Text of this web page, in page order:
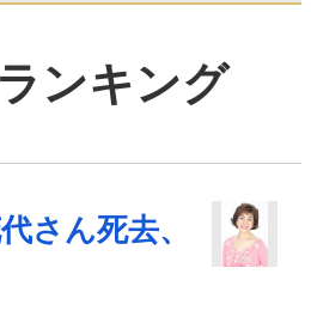
ンキング
さん死去、